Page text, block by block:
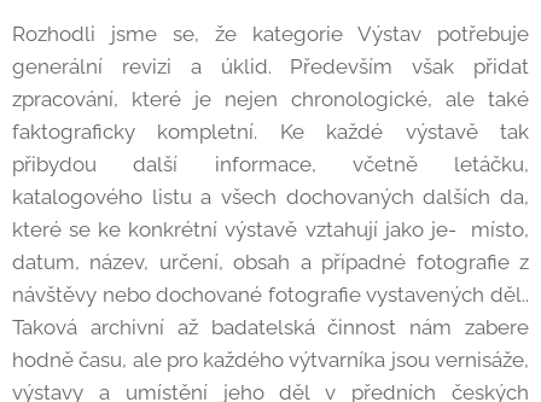
Rozhodli jsme se, že kategorie Výstav potřebuje
generální revizi a úklid. Především však přidat
zpracování, které je nejen chronologické, ale také
faktograficky kompletní. Ke každé výstavě tak
přibydou další informace, včetně letáčku,
katalogového listu a všech dochovaných dalších da,
které se ke konkrétní výstavě vztahují jako je- místo,
datum, název, určení, obsah a případné fotografie z
návštěvy nebo dochované fotografie vystavených děl..
Taková archivní až badatelská činnost nám zabere
hodně času, ale pro každého výtvarníka jsou vernisáže,
výstavy a umístění jeho děl v předních českých